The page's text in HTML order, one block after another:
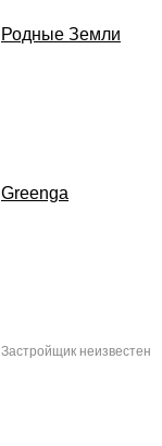
Родные Земли
Greenga
Застройщик неизвестен